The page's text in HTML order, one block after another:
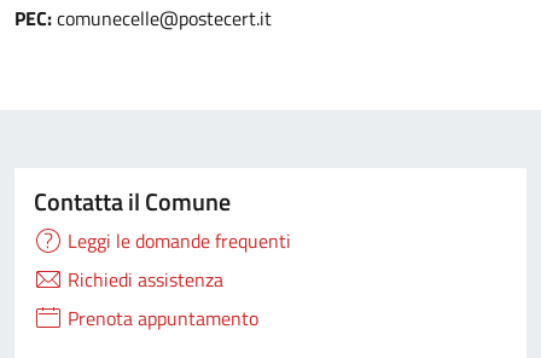
PEC:comunecelle@postecert.it
Contatta il Comune
Leggi le domande frequenti
Richiedi assistenza
Prenota appuntamento